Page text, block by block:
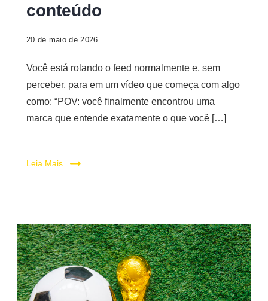
conteúdo
20 de maio de 2026
Você está rolando o feed normalmente e, sem
perceber, para em um vídeo que começa com algo
como: “POV: você finalmente encontrou uma
marca que entende exatamente o que você […]
Leia Mais